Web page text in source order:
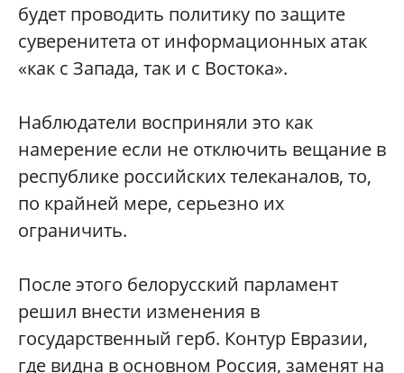
будет проводить политику по защите
суверенитета от информационных атак
«как с Запада, так и с Востока».
Наблюдатели восприняли это как
намерение если не отключить вещание в
республике российских телеканалов, то,
по крайней мере, серьезно их
ограничить.
После этого белорусский парламент
решил внести изменения в
государственный герб. Контур Евразии,
где видна в основном Россия, заменят на